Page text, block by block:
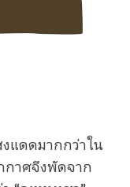
แดดมากกว่าใน
าศจึงพัดจาก